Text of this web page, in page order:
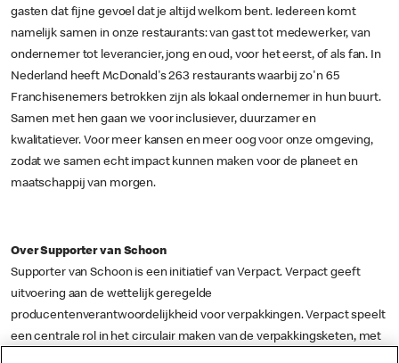
gasten dat fijne gevoel dat je altijd welkom bent. Iedereen komt
namelijk samen in onze restaurants: van gast tot medewerker, van
ondernemer tot leverancier, jong en oud, voor het eerst, of als fan. In
Nederland heeft McDonald's 263 restaurants waarbij zo'n 65
Franchisenemers betrokken zijn als lokaal ondernemer in hun buurt.
Samen met hen gaan we voor inclusiever, duurzamer en
kwalitatiever. Voor meer kansen en meer oog voor onze omgeving,
zodat we samen echt impact kunnen maken voor de planeet en
maatschappij van morgen.
Over Supporter van Schoon
Supporter van Schoon is een initiatief van Verpact. Verpact geeft
uitvoering aan de wettelijk geregelde
producentenverantwoordelijkheid voor verpakkingen. Verpact speelt
een centrale rol in het circulair maken van de verpakkingsketen, met